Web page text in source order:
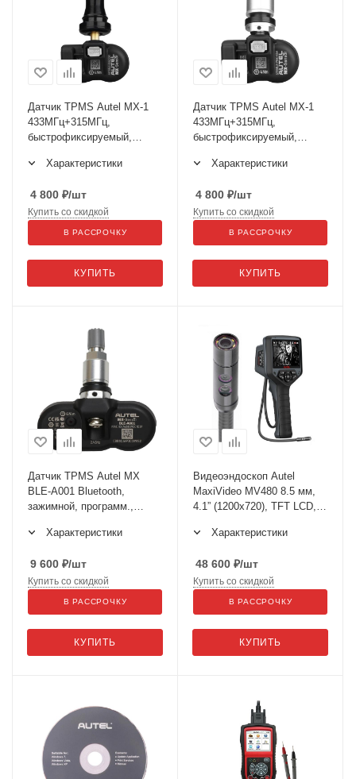
Датчик TPMS Autel MX-1
433МГц+315МГц,
быстрофиксируемый,
универсальный,
Характеристики
4 800 ₽/шт
КУПИТЬ
Купить со скидкой
В РАССРОЧКУ
Датчик TPMS Autel MX-1
433МГц+315МГц,
быстрофиксируемый,
универсальный,
Характеристики
4 800 ₽/шт
КУПИТЬ
Купить со скидкой
В РАССРОЧКУ
Датчик TPMS Autel MX
BLE-A001 Bluetooth,
зажимной, программ.,
Характеристики
9 600 ₽/шт
КУПИТЬ
Купить со скидкой
В РАССРОЧКУ
Видеоэндоскоп Autel
MaxiVideo MV480 8.5 мм,
4.1” (1200x720), TFT LCD, 2
Характеристики
48 600 ₽/шт
КУПИТЬ
Купить со скидкой
В РАССРОЧКУ